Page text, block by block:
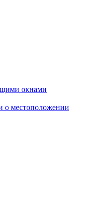
окнами
о местоположении